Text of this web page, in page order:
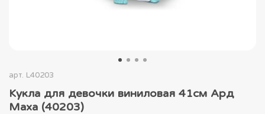
арт. L40203
Кукла для девочки виниловая 41см Ард
Маха (40203)